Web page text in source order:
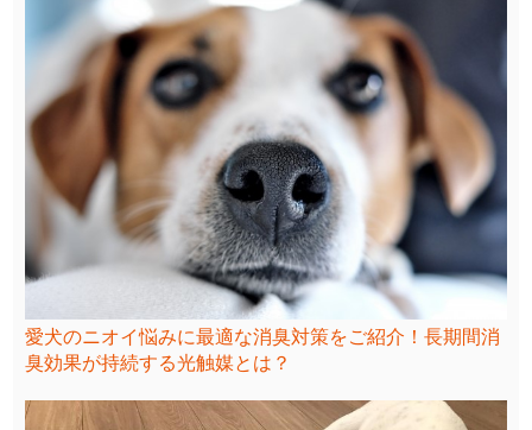
愛犬のニオイ悩みに最適な消臭対策をご紹介！長期間消
臭効果が持続する光触媒とは？